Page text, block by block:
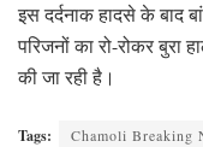
इस दर्दनाक हादसे के बाद
परिजनों का रो-रोकर बुरा
की जा रही है।
Tags: Chamoli Breaking